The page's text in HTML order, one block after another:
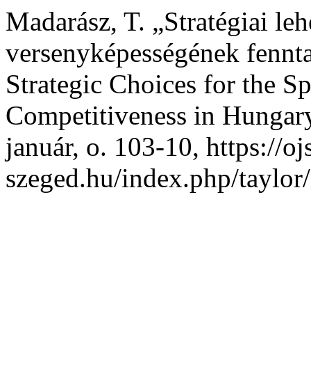
Madarász, T. „Stratégiai
versenyképességének
Strategic Choices for the
Competitiveness in
január, o. 103-10, https://
szeged.hu/index.php/